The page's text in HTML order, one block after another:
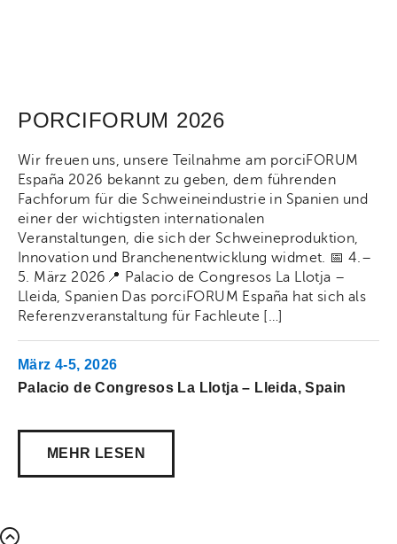
PORCIFORUM 2026
Wir freuen uns, unsere Teilnahme am porciFORUM
España 2026 bekannt zu geben, dem führenden
Fachforum für die Schweineindustrie in Spanien und
einer der wichtigsten internationalen
Veranstaltungen, die sich der Schweineproduktion,
Innovation und Branchenentwicklung widmet. 📅 4.–
5. März 2026📍 Palacio de Congresos La Llotja –
Lleida, Spanien Das porciFORUM España hat sich als
Referenzveranstaltung für Fachleute […]
März 4-5, 2026
Palacio de Congresos La Llotja – Lleida, Spain
MEHR LESEN